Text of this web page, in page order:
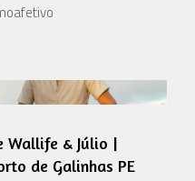
Wallife & Júlio |
de Galinhas PE